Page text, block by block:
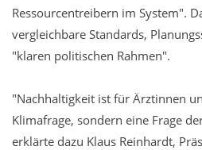
Ressourcentreibern im System".
vergleichbare Standards,
"klaren politischen Rahmen".
"Nachhaltigkeit ist für Ärztinnen
Klimafrage, sondern eine Frage
erklärte dazu Klaus Reinhardt,